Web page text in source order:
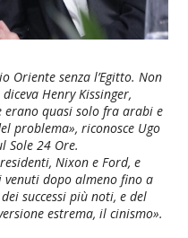
Oriente senza l’Egitto. Non
Henry Kissinger,
erano quasi solo fra arabi e
problema», riconosce Ugo
Sole 24 Ore.
Nixon e Ford, e
dopo almeno fino a
successi più noti, e del
estrema, il cinismo».